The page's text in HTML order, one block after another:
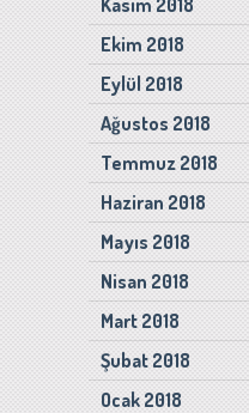
Ekim 2018
Eylül 2018
Ağustos 2018
Temmuz 2018
Haziran 2018
Mayıs 2018
Nisan 2018
Mart 2018
Şubat 2018
Ocak 2018